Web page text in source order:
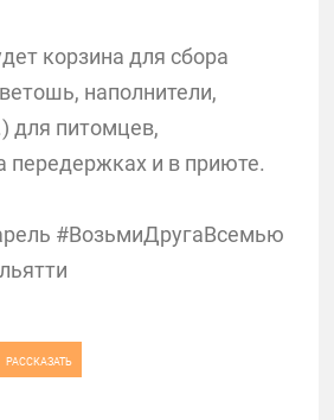
корзина для сбора
наполнители,
для питомцев,
передержках и в приюте.
#ВозьмиДругаВсемью
РАССКАЗАТЬ